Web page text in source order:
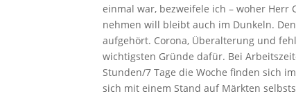
einmal war, bezweifele ich – woher Herr
nehmen will bleibt auch im Dunkeln.
aufgehört. Corona, Überalterung und
wichtigsten Gründe dafür. Bei
Stunden/7 Tage die Woche finden sich
sich mit einem Stand auf Märkten